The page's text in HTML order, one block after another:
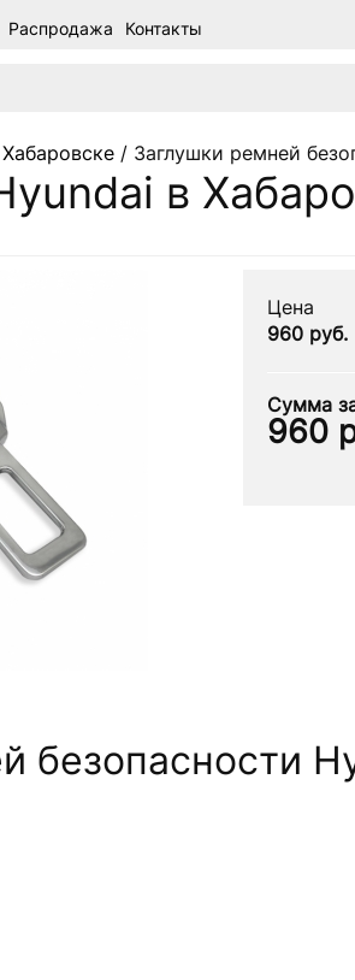
Распродажа Контакты
/ Заглушки ремней
в
Цена
960 руб.
Сумма
960
безопасности